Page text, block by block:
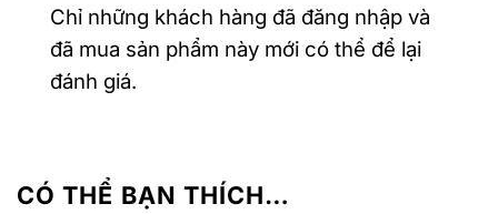
Chỉ những khách hàng đã đăng nhập và
đã mua sản phẩm này mới có thể để lại
đánh giá.
CÓ THỂ BẠN THÍCH…